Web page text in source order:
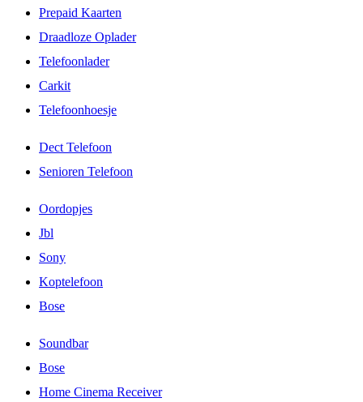
Prepaid Kaarten
Draadloze Oplader
Telefoonlader
Carkit
Telefoonhoesje
Dect Telefoon
Senioren Telefoon
Oordopjes
Jbl
Sony
Koptelefoon
Bose
Soundbar
Bose
Home Cinema Receiver